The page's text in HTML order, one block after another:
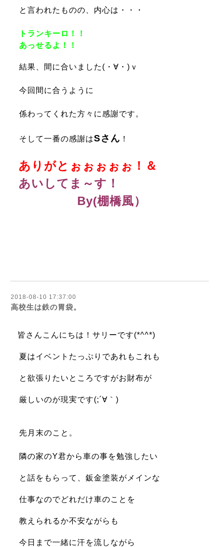
と言われたものの、 内心は・・・
トランキーロ！！
あっせるよ！！
結果、 間に合いました(・∀・)ｖ
今回間に合うように
係わってくれた方々に感謝です。
そして一番の感謝はSさん ！
ありがとぉぉぉぉぉ！＆
あいしてま～す！
By(棚橋風）
2018-08-10 17:37:00
高校生は鉄の胃袋。
皆さんこんにちは！サリーです(*^^*)
夏はイベントたっぷりであれもこれも
と欲張りたいところですがお財布が
厳しいのが現実です(;´∀｀)
先月末のこと。
隣の家のY君から車の事を勉強したい
と話をもらって、鈑金塗装がメインな
仕事なのでどれだけ車のことを
教えられるか不安ながらも
今日まで一緒に汗を流しながら